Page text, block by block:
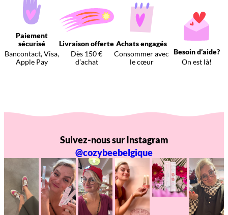
Paiement
sécurisé
Bancontact, Visa,
Apple Pay
Livraison offerte
Dès 150 €
d’achat
Achats engagés
Consommer avec
le cœur
Besoin d’aide?
On est là!
Suivez-nous sur Instagram
@cozybeebelgique